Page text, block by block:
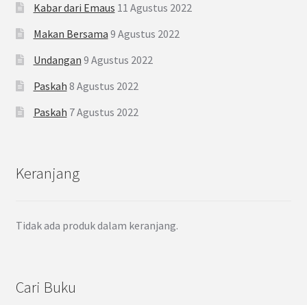
Kabar dari Emaus 11 Agustus 2022
Makan Bersama 9 Agustus 2022
Undangan 9 Agustus 2022
Paskah 8 Agustus 2022
Paskah 7 Agustus 2022
Keranjang
Tidak ada produk dalam keranjang.
Cari Buku